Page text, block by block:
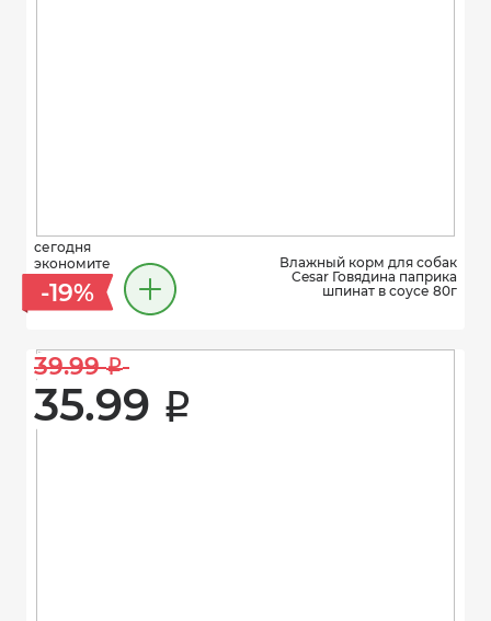
сегодня
экономите
-19%
Влажный корм для собак
Cesar Говядина паприка
шпинат в соусе 80г
39.99 i
35.99 i